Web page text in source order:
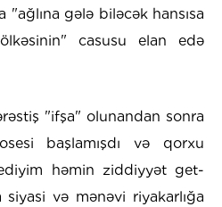
gələ biləcək hansısa
casusu elan edə
"ifşa" olunandan sonra
başlamışdı və qorxu
həmin ziddiyyət get-
və mənəvi riyakarlığa